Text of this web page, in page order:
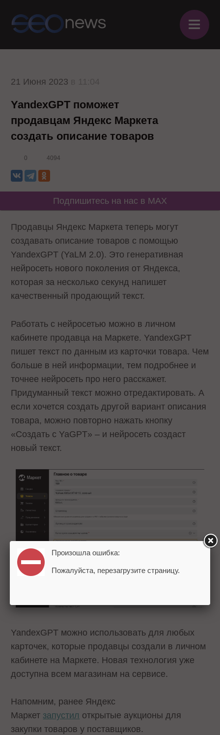
≡
21 Июня 2023
YandexGPT поможет
продавцам Яндекс Маркета
создать описание товаров
0 4094
Подпишитесь на нас в MAX
Продавцы Яндекс Маркета теперь могут
создавать описание товаров с помощью
YandexGPT (YaLM 2.0). Это генеративная
нейросеть нового поколения от Яндекса,
которая за несколько секунд напишет
качественный продающий текст.
Работать с нейросетью можно в личном
кабинете продавца на Маркете. YandexGPT
пишет текст по данным из карточки товара. Чем
больше в ней информации, тем подробнее и
точнее нейросеть про него расскажет.
Придуманный текст можно отредактировать. А
если хочется создать другой вариант описания
товара, можно повторно нажать кнопку
«Создать с YaGPT» – и нейросеть создаст
новый текст.
YandexGPT можно использовать для любых
карточек, которые продавцы создали в личном
кабинете на Маркете. Новая технология уже
доступна всем магазинам на сервисе.
Напомним, ранее Яндекс
Маркет запустил открытые аукционы для
закупки товаров у поставщиков.
Произошла ошибка:
Пожалуйста, перезагрузите страницу.